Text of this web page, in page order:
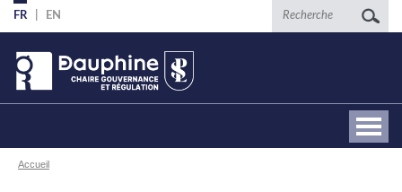
Aller
au
contenu
principal
FR EN Recherche
Fil
Accueil